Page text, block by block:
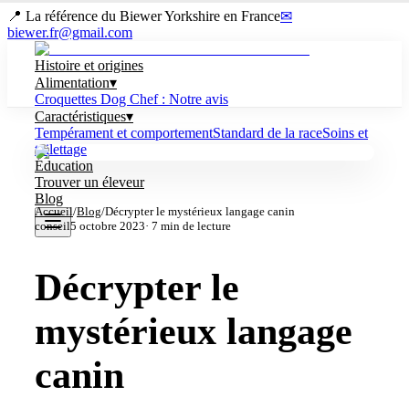
📍 La référence du Biewer Yorkshire en France✉
biewer.fr@gmail.com
Histoire et origines
Alimentation▾
Croquettes Dog Chef : Notre avis
Caractéristiques▾
Tempérament et comportementStandard de la raceSoins et
toilettage
Éducation
Trouver un éleveur
Blog
Accueil/Blog/Décrypter le mystérieux langage canin
conseil5 octobre 2023· 7 min de lecture
Décrypter le
mystérieux langage
canin